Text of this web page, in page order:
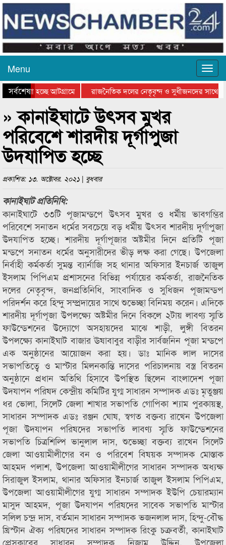
Menu
সর্বশেষ
যাওয়া হচ্ছে আটগ্রামে
রাজনৈতিক দলের নেতৃবৃন্দ ও সুধীজনদের সাথে
পুরস্কার বিতরণ সম্পন্ন
সিলেটে বাংলাদেশ গ্রুপ থিয়েটার ফেডারেশানের
» কানাইঘাটে উৎসব মুখর
পরিবেশে শারদীয় দূর্গাপুজা
উদযাপিত হচ্ছে
প্রকাশিত: ১৩. অক্টোবর. ২০২১ | বুধবার
কানাইঘাট প্রতিনিধি:
কানাইঘাটে ৩৩টি পূজামন্ডপে উৎসব মুখর ও ধর্মীয় ভাবগম্ভির
পরিবেশে সনাতন ধর্মের সবচেয়ে বড় ধর্মীয় উৎসব শারদীয় দূর্গাপুজা
উদযাপিত হচ্ছে। শারদীয় দূর্গাপূজার অষ্টমীর দিনে প্রতিটি পূজা
মন্ডপে সনাতন ধর্মের অনুসারীদের ভীড় লক্ষ করা গেছে। উপজেলা
নির্বাহী কর্মকর্তা সুমন্ত ব্যার্নাজি সহ থানার অফিসার ইনচার্জ তাজুল
ইসলাম পিপিএম প্রশাসনের বিভিন্ন পর্যায়ের কর্মকর্তা, রাজনৈতিক
দলের নেতৃবৃন্দ, জনপ্রতিনিধি, সাংবাদিক ও সুধিজন পূজামন্ডপ
পরিদর্শন করে হিন্দু সম্প্রদায়ের সাথে শুভেচ্ছা বিনিময় করেন। এদিকে
শারদীয় দূর্গাপূজা উপলক্ষ্যে অষ্টমীর দিনে বিকলে ২টায় লাবণ্য স্মৃতি
ফাউন্ডেশনের উদ্যোগে অসহায়দের মাঝে শাড়ী, লুঙ্গী বিতরন
উপলক্ষ্যে কানাইঘাট বাজার ঊষাবাবুর বাড়ীর সার্বজনিন পূজা মন্ডপে
এক অনুষ্ঠানের আয়োজন করা হয়। ডাঃ মানিক লাল দাসের
সভাপতিত্বে ও মাস্টার মিলনকান্তি দাসের পরিচালনায় বস্ত্র বিতরন
অনুষ্ঠানে প্রধান অতিথি হিসাবে উপস্থিত ছিলেন বাংলাদেশ পূজা
উদযাপন পরিষদ কেন্দ্রীয় কমিটির যুগ্ম সাধারন সম্পাদক এডঃ মৃতুঞ্জয়
ধর ভোলা, সিলেট জেলা শাখার সভাপতি গোপিকা শ্যাম পুরকায়স্থ,
সাধারন সম্পাদক এডঃ রঞ্জন ঘোষ, স্বগত বক্তব্য রাখেন উপজেলা
পূজা উদযাপন পরিষদের সভাপতি লাবণ্য স্মৃতি ফাউন্ডেশনের
সভাপতি চিত্রশিল্পি ভানুলাল দাস, শুভেচ্ছা বক্তব্য রাখেন সিলেট
জেলা আওয়ামীলীগের বন ও পরিবেশ বিষয়ক সম্পাদক মোস্তাক
আহমদ পলাশ, উপজেলা আওয়ামীলীগের সাধারন সম্পাদক অধ্যক্ষ
সিরাজুল ইসলাম, থানার অফিসার ইনচার্জ তাজুল ইসলাম পিপিএম,
উপজেলা আওয়ামীলীগের যুগ্ম সাধারন সম্পাদক ইউপি চেয়ারম্যান
মাসুদ আহমদ, পূজা উদযাপন পরিষদের সাবেক সভাপতি মাস্টার
সলিল চন্দ্র দাস, বর্তমান সাধারন সম্পাদক ভজনলাল দাস, হিন্দু-বৌদ্ধ
খ্রিস্টান ঐক্য পরিষদের সাধারন সম্পাদক রিংকু চক্রবর্তী, কানাইঘাট
প্রেসক্লাবের সাধারন সম্পাদক নিজাম উদ্দিন, উপজেলা